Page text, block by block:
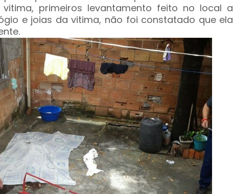
primeiros levantamento feito no local a
e joias da vitima, não foi constatado que ela